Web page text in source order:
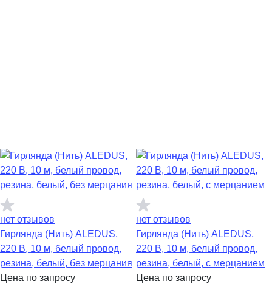
нет отзывов
Гирлянда (Нить) ALEDUS,
220 В, 10 м, белый провод,
резина, белый, без мерцания
Цена по запросу
нет отзывов
Гирлянда (Нить) ALEDUS,
220 В, 10 м, белый провод,
резина, белый, с мерцанием
Цена по запросу